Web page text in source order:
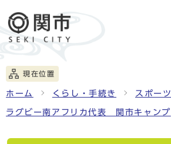
現在位置
ホーム くらし・手続き スポーツ
ラグビー南アフリカ代表 関市キャンプ